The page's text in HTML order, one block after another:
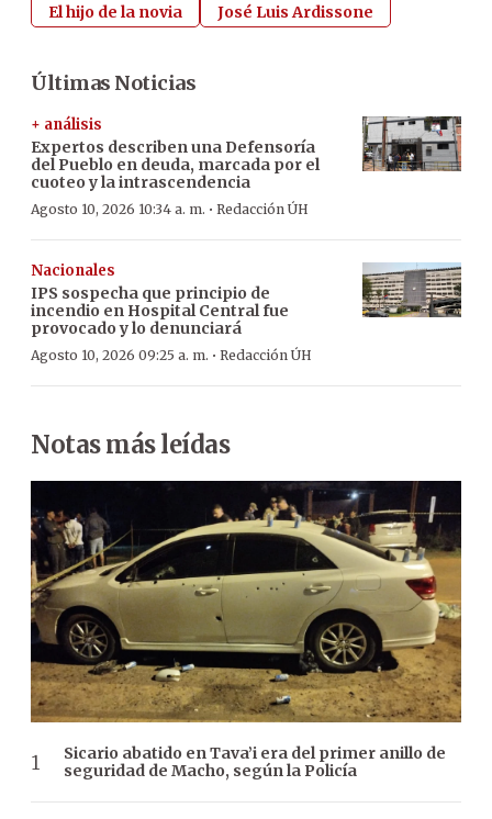
El hijo de la novia José Luis Ardissone
Últimas Noticias
+ análisis
Expertos describen una Defensoría
del Pueblo en deuda, marcada por el
cuoteo y la intrascendencia
Agosto 10, 2026 10:34 a. m. · Redacción ÚH
Nacionales
IPS sospecha que principio de
incendio en Hospital Central fue
provocado y lo denunciará
Agosto 10, 2026 09:25 a. m. · Redacción ÚH
Notas más leídas
Sicario abatido en Tava’i era del primer anillo de
seguridad de Macho, según la Policía